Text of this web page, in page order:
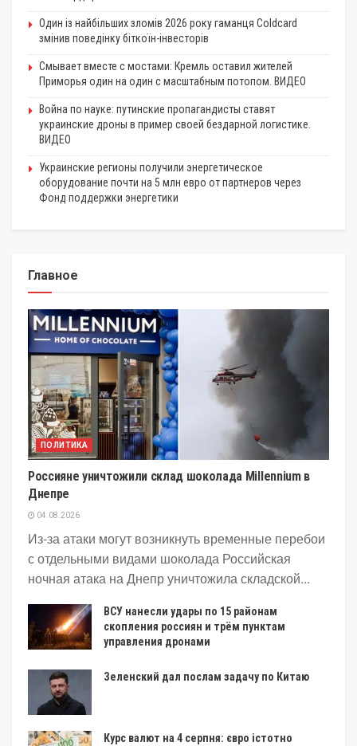
Один із найбільших зломів 2026 року гаманця Coldcard
змінив поведінку біткоїн-інвесторів
Смывает вместе с мостами: Кремль оставил жителей
Приморья один на один с масштабным потопом. ВИДЕО
Война по науке: путинские пропагандисты ставят
украинские дроны в пример своей бездарной логистике.
ВИДЕО
Украинские регионы получили энергетическое
оборудование почти на 5 млн евро от партнеров через
Фонд поддержки энергетики
Главное
ПОЛИТИКА
Россияне уничтожили склад шоколада Millennium в
Днепре
04.08.2026
Из-за атаки могут возникнуть временные перебои
с отдельными видами шоколада Российская
ночная атака на Днепр уничтожила складской...
ВСУ нанесли удары по 15 районам
скопления россиян и трём пунктам
управления дронами
Зеленский дал послам задачу по Китаю
Курс валют на 4 серпня: євро істотно